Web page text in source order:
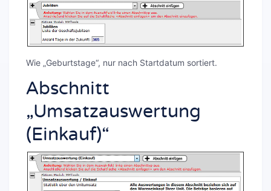
Wie „Geburtstage“, nur nach Startdatum sortiert.
Abschnitt
„Umsatzauswertung
(Einkauf)“